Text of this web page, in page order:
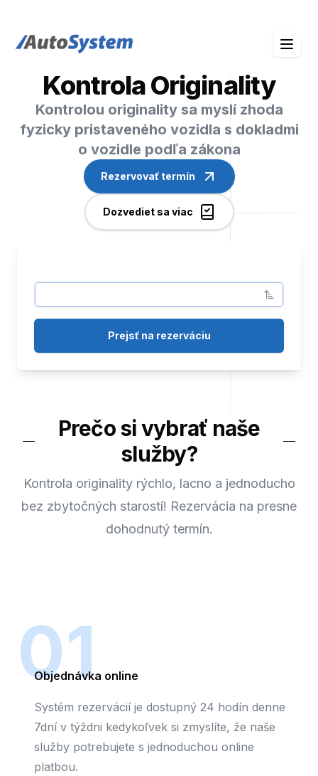
auto-system logo
Prejsť na rezerváciu
Kontrola Originality
Kontrolou originality sa myslí zhoda
fyzicky pristaveného vozidla s dokladmi
o vozidle podľa zákona
Rezervovať termín
Dozvediet sa viac
Prečo si vybrať naše
služby?
Kontrola originality rýchlo, lacno a jednoducho
bez zbytočných starostí! Rezervácia na presne
dohodnutý termín.
01
Objednávka online
Systém rezervácií je dostupný 24 hodín denne
7dní v týždni kedykoľvek si zmyslíte, že naše
služby potrebujete s jednoduchou online
platbou.